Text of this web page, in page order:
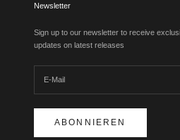
Newsletter
Sign up to our newsletter to receive
updates on latest releases
ABONNIEREN